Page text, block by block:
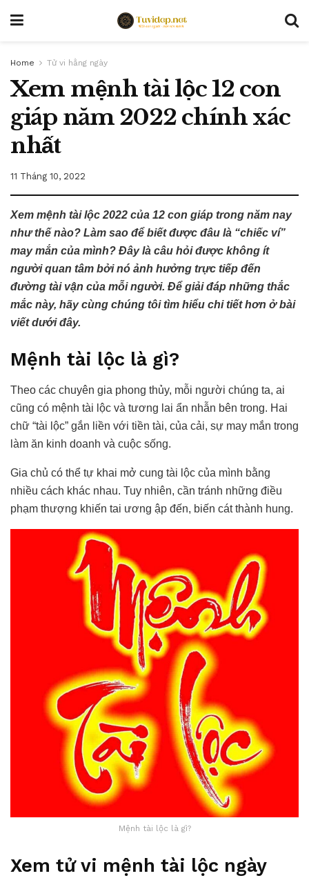
Home Tử vi hằng ngày
Xem mệnh tài lộc 12 con
giáp năm 2022 chính xác
nhất
11 Tháng 10, 2022
Xem mệnh tài lộc 2022 của 12 con giáp trong năm nay
như thế nào? Làm sao để biết được đâu là “chiếc ví”
may mắn của mình? Đây là câu hỏi được không ít
người quan tâm bởi nó ảnh hưởng trực tiếp đến
đường tài vận của mỗi người. Để giải đáp những thắc
mắc này, hãy cùng chúng tôi tìm hiểu chi tiết hơn ở bài
viết dưới đây.
Mệnh tài lộc là gì?
Theo các chuyên gia phong thủy, mỗi người chúng ta, ai
cũng có mệnh tài lộc và tương lai ẩn nhẫn bên trong. Hai
chữ “tài lộc” gắn liền với tiền tài, của cải, sự may mắn trong
làm ăn kinh doanh và cuộc sống.
Gia chủ có thể tự khai mở cung tài lộc của mình bằng
nhiều cách khác nhau. Tuy nhiên, cần tránh những điều
phạm thượng khiến tai ương ập đến, biến cát thành hung.
Mệnh tài lộc là gì?
Xem tử vi mệnh tài lộc ngày